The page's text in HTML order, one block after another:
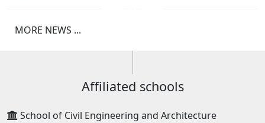
MORE NEWS ...
Affiliated schools
School of Civil Engineering and Architecture